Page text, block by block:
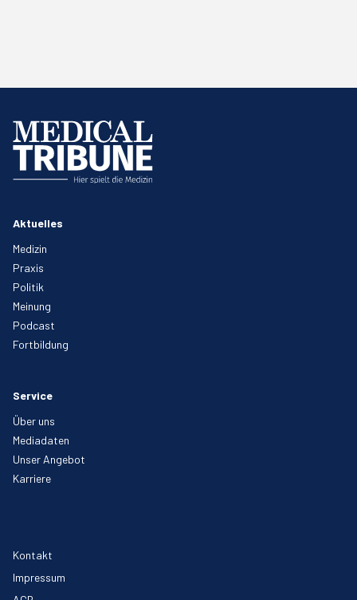
Aktuelles
Medizin
Praxis
Politik
Meinung
Podcast
Fortbildung
Service
Über uns
Mediadaten
Unser Angebot
Karriere
Kontakt
Impressum